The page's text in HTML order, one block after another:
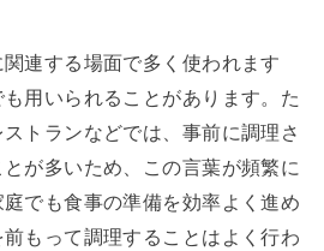
連する場面で多く使われます
用いられることがあります。た
トランなどでは、事前に調理さ
が多いため、この言葉が頻繁に
でも食事の準備を効率よく進め
もって調理することはよく行わ